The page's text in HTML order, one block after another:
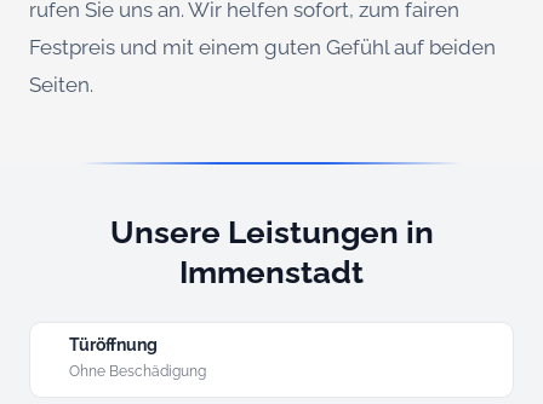
rufen Sie uns an. Wir helfen sofort, zum fairen
Festpreis und mit einem guten Gefühl auf beiden
Seiten.
Unsere Leistungen in
Immenstadt
Türöffnung
Ohne Beschädigung